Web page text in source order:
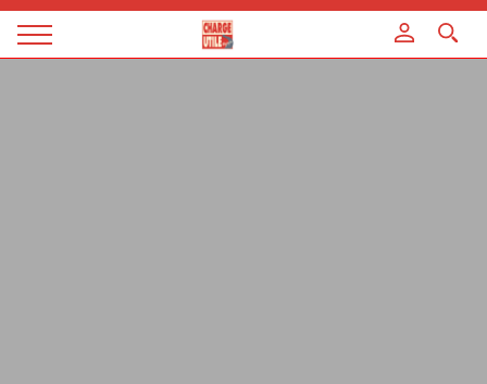
Magazine
Panneau de gestion des cookies